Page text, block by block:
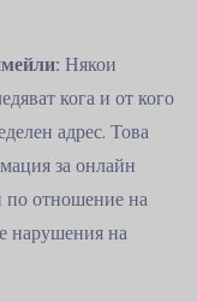
Някои
кога и от кого
адрес. Това
за онлайн
по отношение на
нарушения на